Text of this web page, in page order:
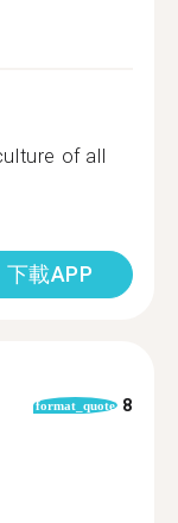
of all
下載APP
format_quote 8